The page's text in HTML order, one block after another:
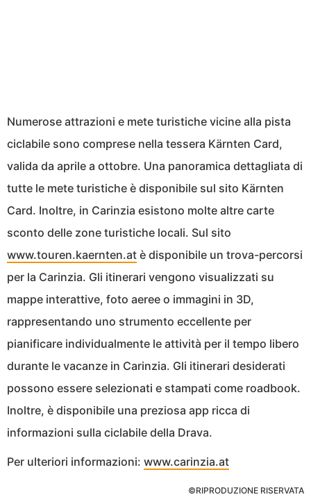
Numerose attrazioni e mete turistiche vicine alla pista
ciclabile sono comprese nella tessera Kärnten Card,
valida da aprile a ottobre. Una panoramica dettagliata di
tutte le mete turistiche è disponibile sul sito Kärnten
Card. Inoltre, in Carinzia esistono molte altre carte
sconto delle zone turistiche locali. Sul sito
www.touren.kaernten.at è disponibile un trova-percorsi
per la Carinzia. Gli itinerari vengono visualizzati su
mappe interattive, foto aeree o immagini in 3D,
rappresentando uno strumento eccellente per
pianificare individualmente le attività per il tempo libero
durante le vacanze in Carinzia. Gli itinerari desiderati
possono essere selezionati e stampati come roadbook.
Inoltre, è disponibile una preziosa app ricca di
informazioni sulla ciclabile della Drava.
Per ulteriori informazioni: www.carinzia.at
©RIPRODUZIONE RISERVATA